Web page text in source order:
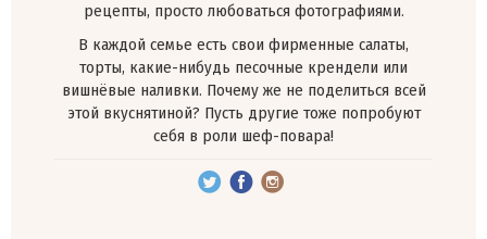
рецепты, просто любоваться фотографиями.
В каждой семье есть свои фирменные салаты,
торты, какие-нибудь песочные крендели или
вишнёвые наливки. Почему же не поделиться всей
этой вкуснятиной? Пусть другие тоже попробуют
себя в роли шеф-повара!